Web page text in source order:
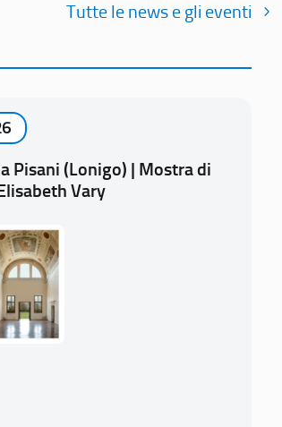
Tutte le news e gli eventi
Pisani (Lonigo) | Mostra di
Vary